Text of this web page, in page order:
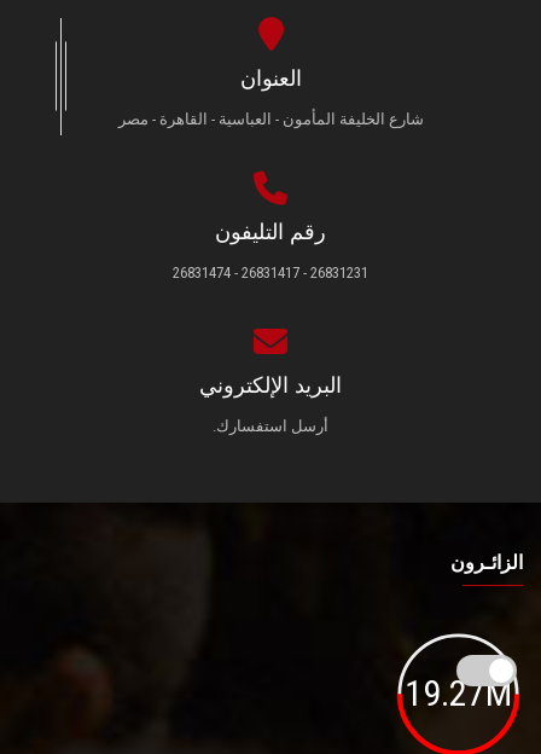
العنوان
شارع الخليفة المأمون - العباسية - القاهرة - مصر
رقم التليفون
26831231 - 26831417 - 26831474
البريد الإلكتروني
أرسل استفسارك.
الزائـرون
19.27M